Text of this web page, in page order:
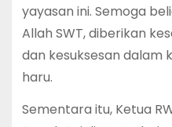
yayasan ini. Semoga
Allah SWT, diberikan
dan kesuksesan dalam
haru.
Sementara itu, Ketua